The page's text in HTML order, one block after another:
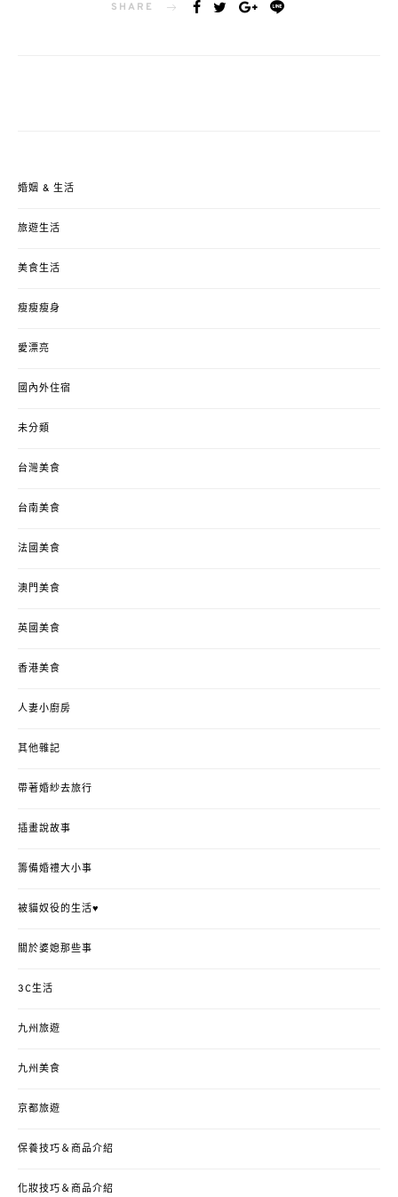
SHARE
婚姻 & 生活
旅遊生活
美食生活
瘦瘦瘦身
愛漂亮
國內外住宿
未分類
台灣美食
台南美食
法國美食
澳門美食
英國美食
香港美食
人妻小廚房
其他雜記
帶著婚紗去旅行
插畫說故事
籌備婚禮大小事
被貓奴役的生活♥
關於婆媳那些事
3C生活
九州旅遊
九州美食
京都旅遊
保養技巧＆商品介紹
化妝技巧＆商品介紹